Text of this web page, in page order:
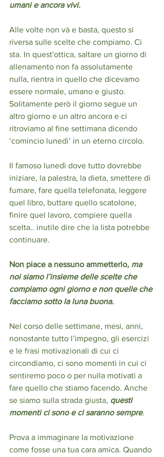
umani e ancora vivi.
Alle volte non và e basta, questo si
riversa sulle scelte che compiamo. Ci
sta. In quest'ottica, saltare un giorno di
allenamento non fa assolutamente
nulla, rientra in quello che dicevamo
essere normale, umano e giusto.
Solitamente però il giorno segue un
altro giorno e un altro ancora e ci
ritroviamo al fine settimana dicendo
‘comincio lunedì’ in un eterno circolo.
Il famoso lunedì dove tutto dovrebbe
iniziare, la palestra, la dieta, smettere di
fumare, fare quella telefonata, leggere
quel libro, buttare quello scatolone,
finire quel lavoro, compiere quella
scelta.. inutile dire che la lista potrebbe
continuare.
Non piace a nessuno ammetterlo, ma
noi siamo l’insieme delle scelte che
compiamo ogni giorno e non quelle che
facciamo sotto la luna buona.
Nel corso delle settimane, mesi, anni,
nonostante tutto l’impegno, gli esercizi
e le frasi motivazionali di cui ci
circondiamo, ci sono momenti in cui ci
sentiremo poco o per nulla motivati a
fare quello che stiamo facendo. Anche
se siamo sulla strada giusta, questi
momenti ci sono e ci saranno sempre.
Prova a immaginare la motivazione
come fosse una tua cara amica. Quando